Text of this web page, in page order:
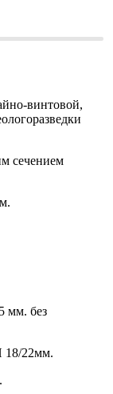
винтовой,
сечением
мм. без
18/22мм.